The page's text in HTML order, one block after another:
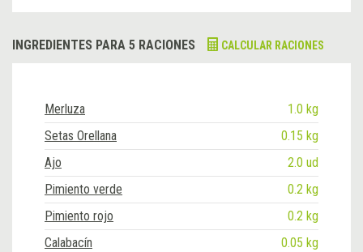
INGREDIENTES PARA 5 RACIONES CALCULAR RACIONES
Merluza
1.0 kg
Setas Orellana
0.15 kg
Ajo
2.0 ud
Pimiento verde
0.2 kg
Pimiento rojo
0.2 kg
Calabacín
0.05 kg